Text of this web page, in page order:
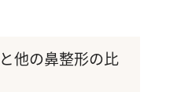
他の鼻整形の比